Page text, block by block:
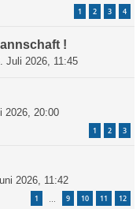
1 2 3 4
!
Juli 2026, 11:45
2026, 20:00
1 2 3
2026, 11:42
1 9 10 11 12